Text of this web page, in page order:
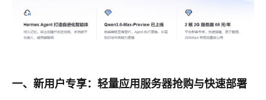
一、新用户专享：轻量应用服务器抢购与快速部署